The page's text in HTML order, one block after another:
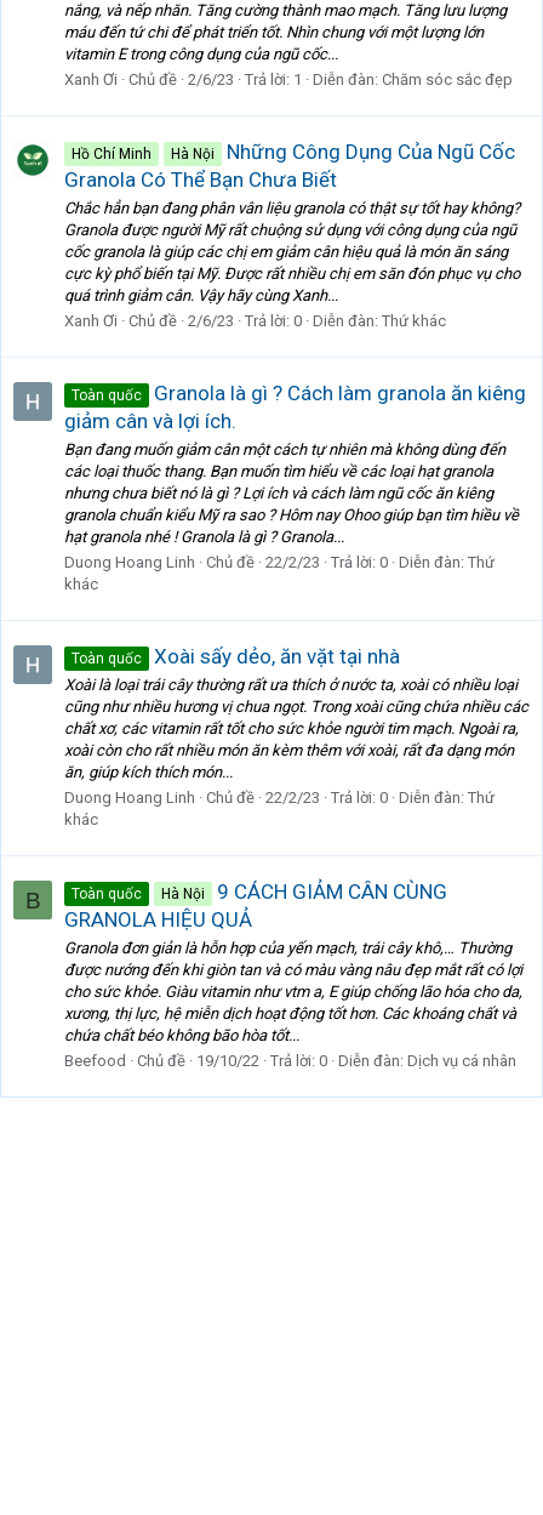
nắng, và nếp nhăn. Tăng cường thành mao mạch. Tăng lưu lượng
máu đến tứ chi để phát triển tốt. Nhìn chung với một lượng lớn
vitamin E trong công dụng của ngũ cốc...
Xanh Ơi
Chủ đề 2/6/23 Trả lời: 1 Diễn đàn: Chăm sóc sắc đẹp
Hồ Chí Minh Hà Nội
Những Công Dụng Của Ngũ Cốc
Granola Có Thể Bạn Chưa Biết
Chắc hẳn bạn đang phân vân liệu granola có thật sự tốt hay không?
Granola được người Mỹ rất chuộng sử dụng với công dụng của ngũ
cốc granola là giúp các chị em giảm cân hiệu quả là món ăn sáng
cực kỳ phổ biến tại Mỹ. Được rất nhiều chị em săn đón phục vụ cho
quá trình giảm cân. Vậy hãy cùng Xanh...
Xanh Ơi
Chủ đề 2/6/23 Trả lời: 0 Diễn đàn: Thứ khác
Toàn quốc
Granola là gì ? Cách làm granola ăn kiêng
giảm cân và lợi ích.
Bạn đang muốn giảm cân một cách tự nhiên mà không dùng đến
các loại thuốc thang. Bạn muốn tìm hiểu về các loại hạt granola
nhưng chưa biết nó là gì ? Lợi ích và cách làm ngũ cốc ăn kiêng
granola chuẩn kiểu Mỹ ra sao ? Hôm nay Ohoo giúp bạn tìm hiều về
hạt granola nhé ! Granola là gì ? Granola...
Duong Hoang Linh
Chủ đề 22/2/23 Trả lời: 0 Diễn đàn: Thứ
khác
Toàn quốc Xoài sấy dẻo, ăn vặt tại nhà
Xoài là loại trái cây thường rất ưa thích ở nước ta, xoài có nhiều loại
cũng như nhiều hương vị chua ngọt. Trong xoài cũng chứa nhiều các
chất xơ, các vitamin rất tốt cho sức khỏe người tim mạch. Ngoài ra,
xoài còn cho rất nhiều món ăn kèm thêm với xoài, rất đa dạng món
ăn, giúp kích thích món...
Duong Hoang Linh
Chủ đề 22/2/23 Trả lời: 0 Diễn đàn: Thứ
khác
B Toàn quốc Hà Nội
9 CÁCH GIẢM CÂN CÙNG
GRANOLA HIỆU QUẢ
Granola đơn giản là hỗn hợp của yến mạch, trái cây khô,… Thường
được nướng đến khi giòn tan và có màu vàng nâu đẹp mắt rất có lợi
cho sức khỏe. Giàu vitamin như vtm a, E giúp chống lão hóa cho da,
xương, thị lực, hệ miễn dịch hoạt động tốt hơn. Các khoáng chất và
chứa chất béo không bão hòa tốt...
Beefood
Chủ đề 19/10/22 Trả lời: 0 Diễn đàn: Dịch vụ cá nhân